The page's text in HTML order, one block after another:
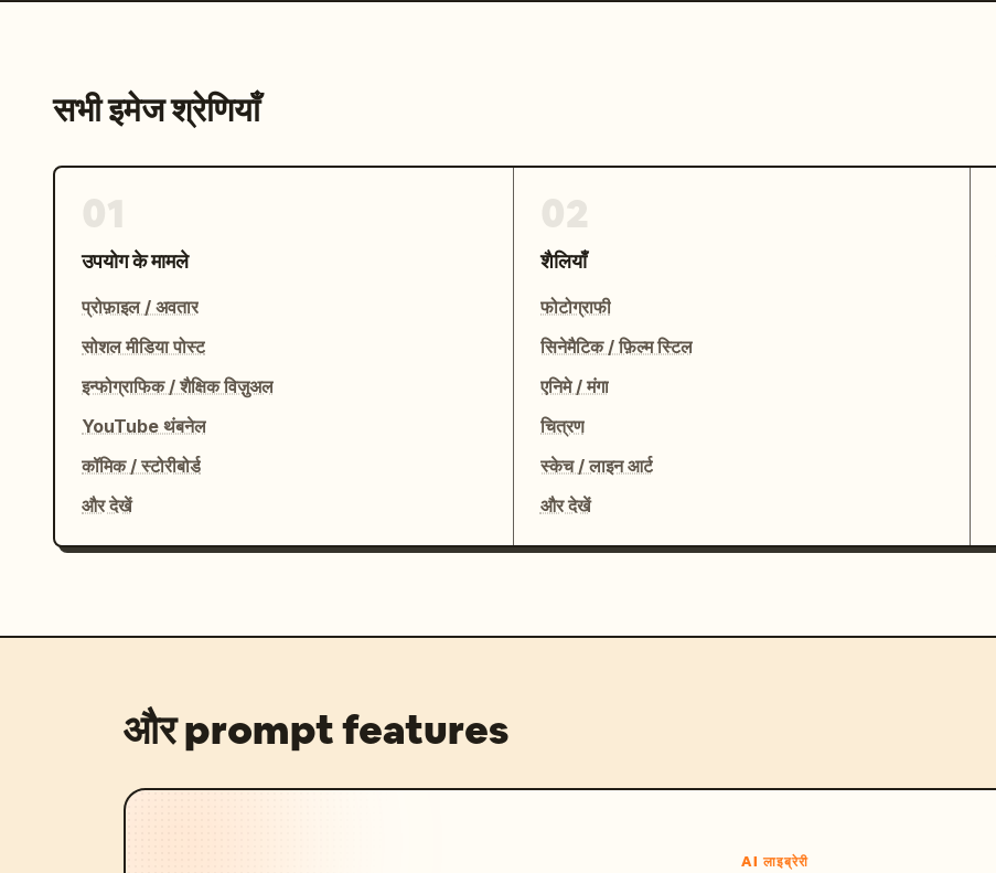
सभी इमेज श्रेणियाँ
उपयोग के मामले
प्रोफ़ाइल / अवतार
सोशल मीडिया पोस्ट
इन्फोग्राफिक / शैक्षिक विज़ुअल
YouTube थंबनेल
कॉमिक / स्टोरीबोर्ड
और देखें
शैलियाँ
फोटोग्राफी
सिनेमैटिक / फ़िल्म स्टिल
एनिमे / मंगा
चित्रण
स्केच / लाइन आर्ट
और देखें
और prompt features
AI लाइब्रेरी